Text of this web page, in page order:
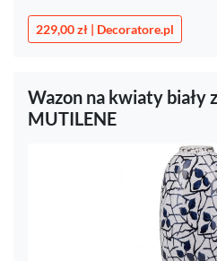
229,00 zł | Decoratore.pl
Wazon na kwiaty biały
MUTILENE